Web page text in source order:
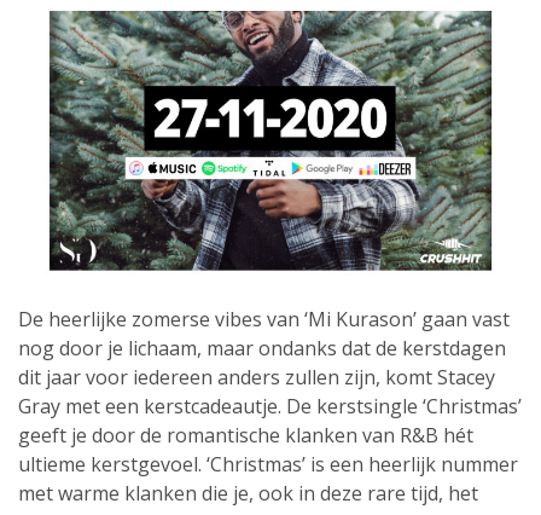
De heerlijke zomerse vibes van ‘Mi Kurason’ gaan vast
nog door je lichaam, maar ondanks dat de kerstdagen
dit jaar voor iedereen anders zullen zijn, komt Stacey
Gray met een kerstcadeautje. De kerstsingle ‘Christmas’
geeft je door de romantische klanken van R&B hét
ultieme kerstgevoel. ‘Christmas’ is een heerlijk nummer
met warme klanken die je, ook in deze rare tijd, het